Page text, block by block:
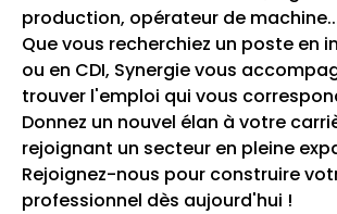
production, opérateur de
Que vous recherchiez un poste en
ou en CDI, Synergie vous
trouver l'emploi qui vous
Donnez un nouvel élan à votre
rejoignant un secteur en pleine
Rejoignez-nous pour construire
professionnel dès aujourd'hui !